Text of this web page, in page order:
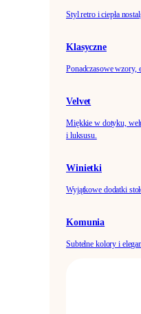
Styl retro i ciepła
Klasyczne
Ponadczasowe wzory,
Velvet
Miękkie w dotyku,
i luksusu.
Winietki
Wyjątkowe dodatki
Komunia
Subtelne kolory i